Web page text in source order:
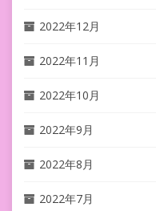
2022年12月
2022年11月
2022年10月
2022年9月
2022年8月
2022年7月